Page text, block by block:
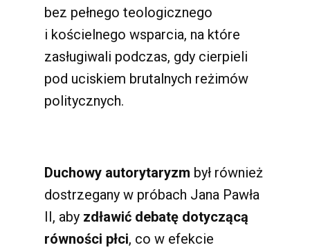
bez pełnego teologicznego
i kościelnego wsparcia, na które
zasługiwali podczas, gdy cierpieli
pod uciskiem brutalnych reżimów
politycznych.
Duchowy autorytaryzm był również
dostrzegany w próbach Jana Pawła
II, aby zdławić debatę dotyczącą
równości płci, co w efekcie